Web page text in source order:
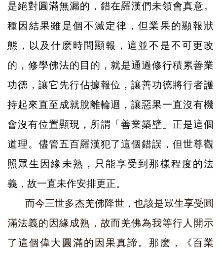
是絕對圓滿無漏的，錯在羅漢們未領會真意。
種因結果雖是個不滅定律，但業果的顯報狀
態，以及什麽時間顯報，這並不是不可更改
的，修學佛法的目的，就是通過修行積累善業
功德，讓它先行佔據報位，讓善功德將行者護
持起來直至成就脫離輪迴，讓惡果一直沒有機
會沒有位置顯現，所謂「善業築壁」正是這個
道理。儘管五百羅漢犯了這個錯誤，但世尊觀
照眾生因緣未熟，只能享受到那樣程度的法
義，故一直未作安排更正。
而今三世多杰羌佛降世，也該是眾生享受圓
滿法義的因緣成熟，故而羌佛為我等行人開示
了這個偉大圓滿的因果真諦。那麽，《百業